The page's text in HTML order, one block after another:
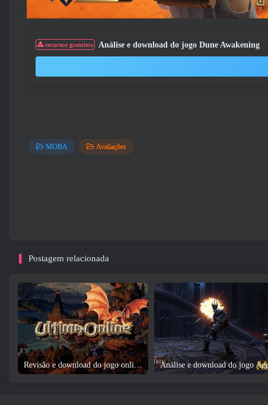
recursos gratuitos Análise e download do jogo Dune Awakening
MOBA Avaliações
Postagem relacionada
Revisão e download do jogo online Ultima